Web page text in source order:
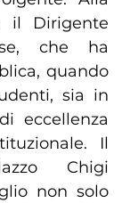
il Dirigente
che ha
quando
sia in
eccellenza
Il
Chigi
non solo